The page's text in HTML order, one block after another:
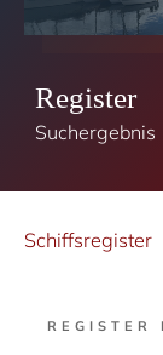
Register
Suchergebnis
Schiffsregister
REGISTER